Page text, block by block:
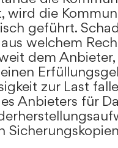
wird die
geführt.
welchem
dem
zur Last
Anbieters für